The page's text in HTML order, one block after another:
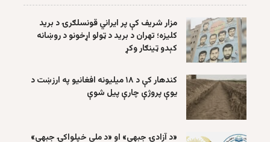
مزار شریف کې پر ایراني قونسلګرۍ د برید
کلیزه؛ تهران د برید د ټولو اړخونو د روښانه
کېدو ټینګار وکړ
کندهار کې د ۱۸ میلیونه افغانیو په ارزښت د
یوې پروژې چارې پیل شوې
«د آزادۍ جبهې» او «د ملي خپلواکۍ جبهې»